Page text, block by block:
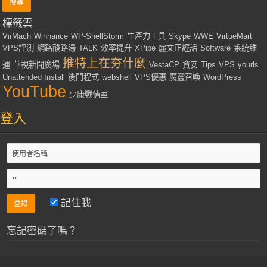
標籤雲
VirMach Winhance WP-ShellStorm 生產力工具 Skype WWE VirtueMart
VPS評測 網路酸路湯 TALK 效率提升 XPipe 麗文正經話 Software 系統維
運 華視新聞廣場 推特上在夯什麼 VestaCP 資安 Tips VPS yourls
Unattended Install
後門程式 webshell VPS優惠 魔靈召喚 WordPress
YouTube 少康戰情室
登入
記住我
忘記密碼了嗎？